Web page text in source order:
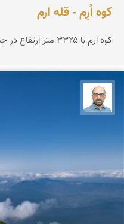
کوه اُرِم - قله ارم
کوه ارم با ۳۳۲۵ متر ارتفاع در جنوب چاشم